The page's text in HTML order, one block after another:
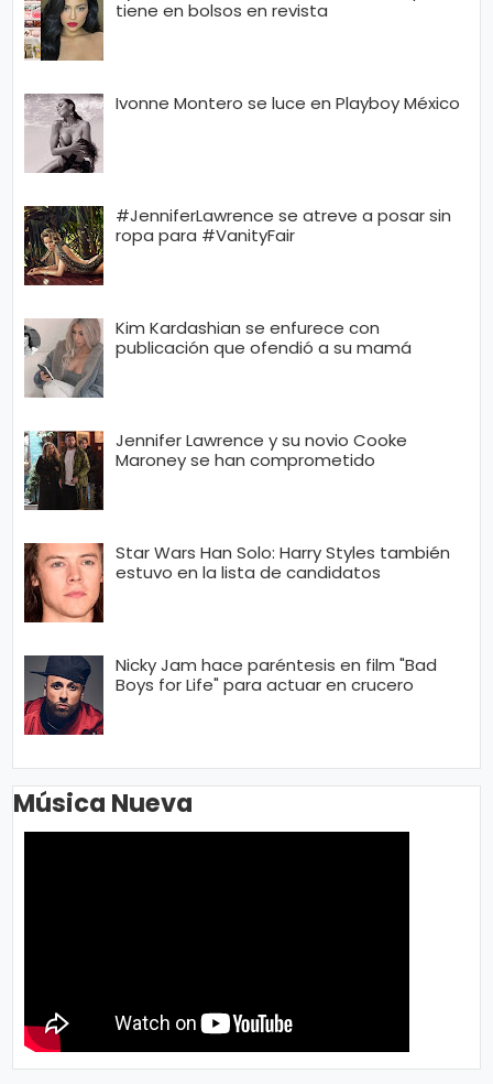
tiene en bolsos en revista
Ivonne Montero se luce en Playboy México
#JenniferLawrence se atreve a posar sin
ropa para #VanityFair
Kim Kardashian se enfurece con
publicación que ofendió a su mamá
Jennifer Lawrence y su novio Cooke
Maroney se han comprometido
Star Wars Han Solo: Harry Styles también
estuvo en la lista de candidatos
Nicky Jam hace paréntesis en film "Bad
Boys for Life" para actuar en crucero
Música Nueva